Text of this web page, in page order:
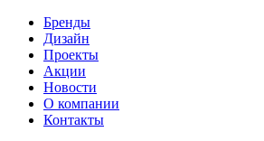
Бренды
Дизайн
Проекты
Акции
Новости
О компании
Контакты